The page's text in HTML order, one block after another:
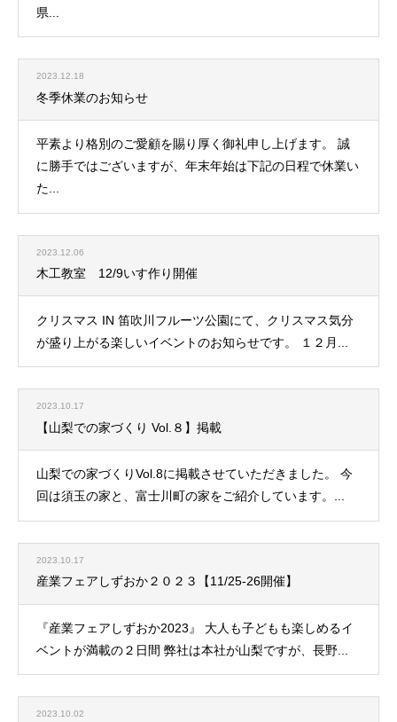
県...
2023.12.18
冬季休業のお知らせ
平素より格別のご愛顧を賜り厚く御礼申し上げます。 誠
に勝手ではございますが、年末年始は下記の日程で休業い
た...
2023.12.06
木工教室 12/9いす作り開催
クリスマス IN 笛吹川フルーツ公園にて、クリスマス気分
が盛り上がる楽しいイベントのお知らせです。 １２月...
2023.10.17
【山梨での家づくり Vol.８】掲載
山梨での家づくりVol.8に掲載させていただきました。 今
回は須玉の家と、富士川町の家をご紹介しています。...
2023.10.17
産業フェアしずおか２０２３【11/25-26開催】
『産業フェアしずおか2023』 大人も子どもも楽しめるイ
ベントが満載の２日間 弊社は本社が山梨ですが、長野...
2023.10.02